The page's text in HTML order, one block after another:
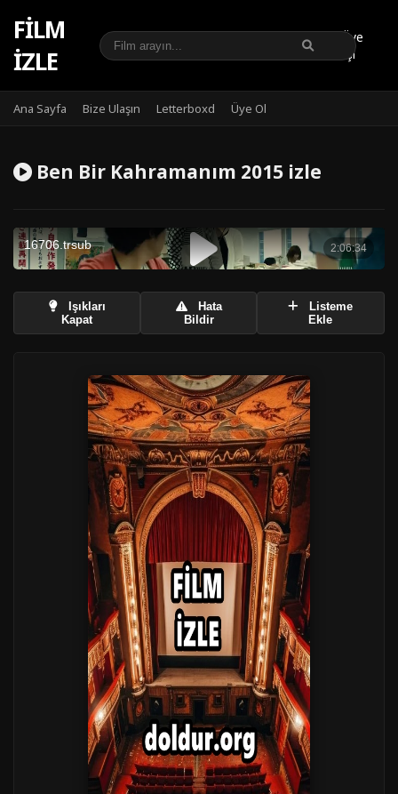
FILM
IZLE
Üye
Girişi
Ana Sayfa Bize Ulaşın Letterboxd Üye Ol
Ben Bir Kahramanım 2015 izle
Işıkları
Kapat
Hata
Bildir
Listeme
Ekle